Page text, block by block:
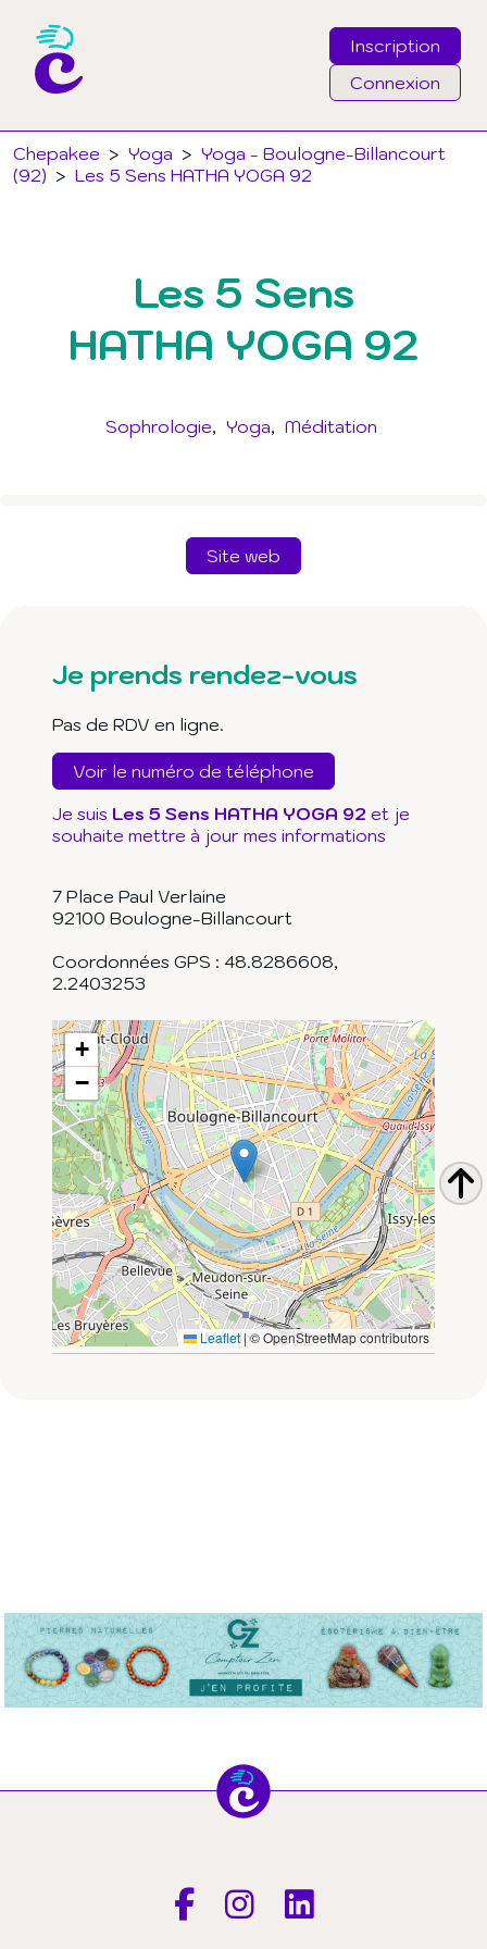
Inscription
Connexion
Chepakee > Yoga > Yoga - Boulogne-Billancourt
(92) > Les 5 Sens HATHA YOGA 92
Email
J'ai oublié mon mot de passe
Connexion
Les 5 Sens
HATHA YOGA 92
Sophrologie Yoga Méditation
Site web
Je prends rendez-vous
Pas de RDV en ligne.
Voir le numéro de téléphone
Je suis Les 5 Sens HATHA YOGA 92 et je
souhaite mettre à jour mes informations
7 Place Paul Verlaine
92100 Boulogne-Billancourt
Coordonnées GPS : 48.8286608,
2.2403253
+
−
Leaflet|© OpenStreetMap contributors